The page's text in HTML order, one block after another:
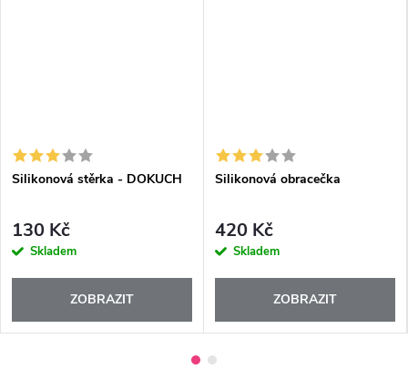
Silikonová stěrka - DOKUCH
130 Kč
Skladem
ZOBRAZIT
Silikonová obracečka
420 Kč
Skladem
ZOBRAZIT